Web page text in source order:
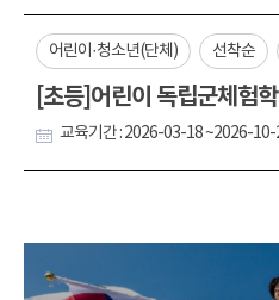
어린이·청소년(단체) 선착순
[초등]어린이 독립군체험
교육기간 : 2026-03-18 ~2026-10-